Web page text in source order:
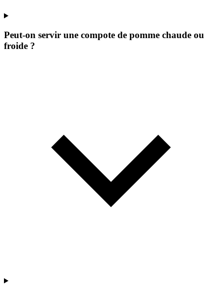
Peut-on servir une compote de pomme chaude ou
froide ?